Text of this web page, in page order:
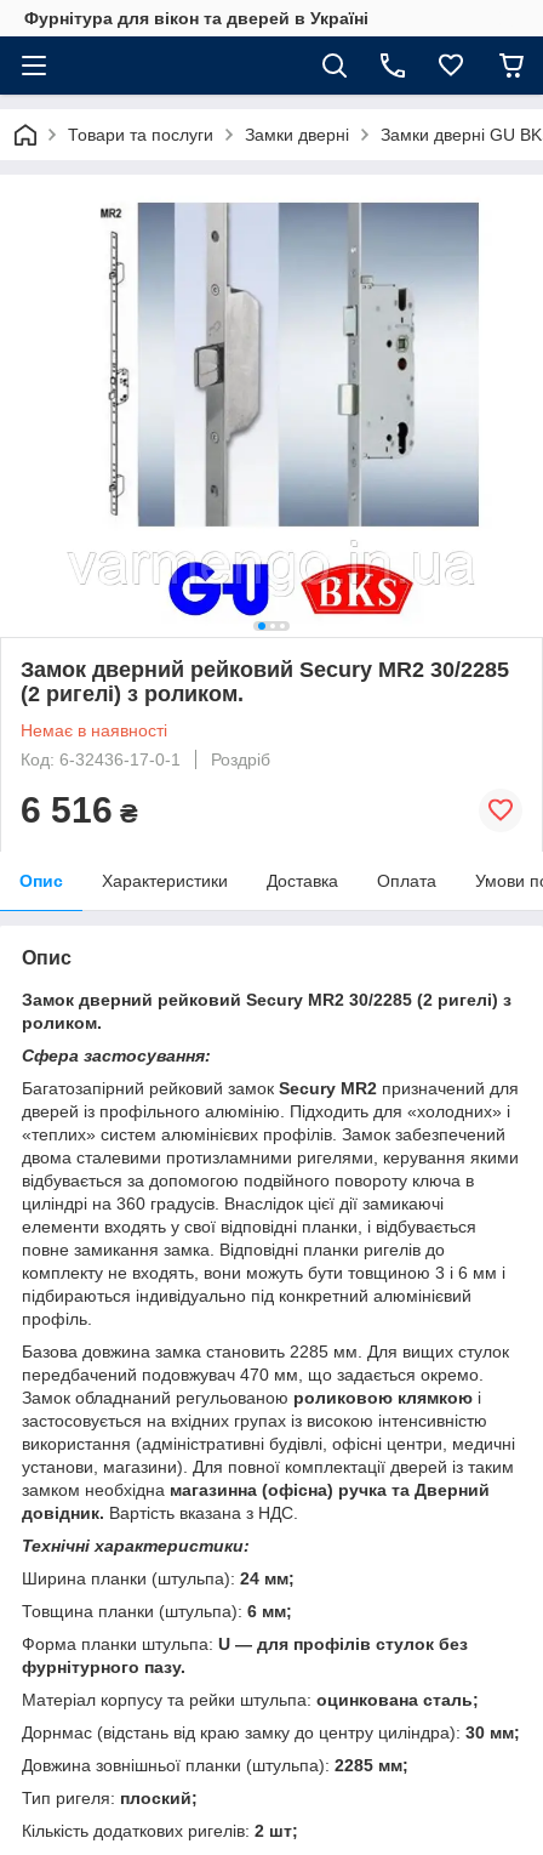
Фурнітура для вікон та дверей в Україні
Товари та послуги Замки дверні Замки дверні GU
Замок дверний рейковий Secury MR2 30/2285
(2 ригелі) з роликом.
Немає в наявності
Код: 6-32436-17-0-1
Роздріб
6 516 ₴
Опис Характеристики Доставка Оплата Умови
Опис
Замок дверний рейковий Secury MR2 30/2285 (2 ригелі) з
роликом.
Сфера застосування:
Багатозапірний рейковий замок Secury MR2 призначений для
дверей із профільного алюмінію. Підходить для «холодних» і
«теплих» систем алюмінієвих профілів. Замок забезпечений
двома сталевими протизламними ригелями, керування якими
відбувається за допомогою подвійного повороту ключа в
циліндрі на 360 градусів. Внаслідок цієї дії замикаючі
елементи входять у свої відповідні планки, і відбувається
повне замикання замка. Відповідні планки ригелів до
комплекту не входять, вони можуть бути товщиною 3 і 6 мм і
підбираються індивідуально під конкретний алюмінієвий
профіль.
Базова довжина замка становить 2285 мм. Для вищих стулок
передбачений подовжувач 470 мм, що задається окремо.
Замок обладнаний регульованою роликовою клямкою і
застосовується на вхідних групах із високою інтенсивністю
використання (адміністративні будівлі, офісні центри, медичні
установи, магазини). Для повної комплектації дверей із таким
замком необхідна магазинна (офісна) ручка та Дверний
довідник. Вартість вказана з НДС.
Технічні характеристики:
Ширина планки (штульпа): 24 мм;
Товщина планки (штульпа): 6 мм;
Форма планки штульпа: U — для профілів стулок без
фурнітурного пазу.
Матеріал корпусу та рейки штульпа: оцинкована сталь;
Дорнмас (відстань від краю замку до центру циліндра): 30 мм;
Довжина зовнішньої планки (штульпа): 2285 мм;
Тип ригеля: плоский;
Кількість додаткових ригелів: 2 шт;